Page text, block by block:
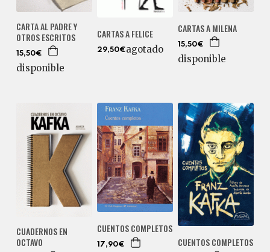
CARTA AL PADRE Y
OTROS ESCRITOS
15,50€
disponible
CARTAS A FELICE
29,50€agotado
CARTAS A MILENA
15,50€
disponible
CUADERNOS EN
OCTAVO
CUENTOS COMPLETOS
17,90€ CUENTOS COMPLETOS